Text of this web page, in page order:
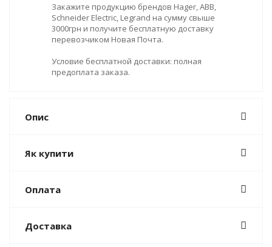
Закажите продукцию брендов Hager, ABB,
Schneider Electric, Legrand на сумму свыше
3000грн и получите бесплатную доставку
перевозчиком Новая Почта.
Условие бесплатной доставки: полная
предоплата заказа.
Опис
Як купити
Оплата
Доставка